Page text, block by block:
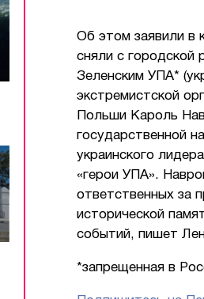
Об этом заявили в
сняли с городской
Зеленским УПА*
экстремистской
Польши Кароль
государственной
украинского
«герои УПА».
ответственных за
исторической
событий, пишет
*запрещенная в